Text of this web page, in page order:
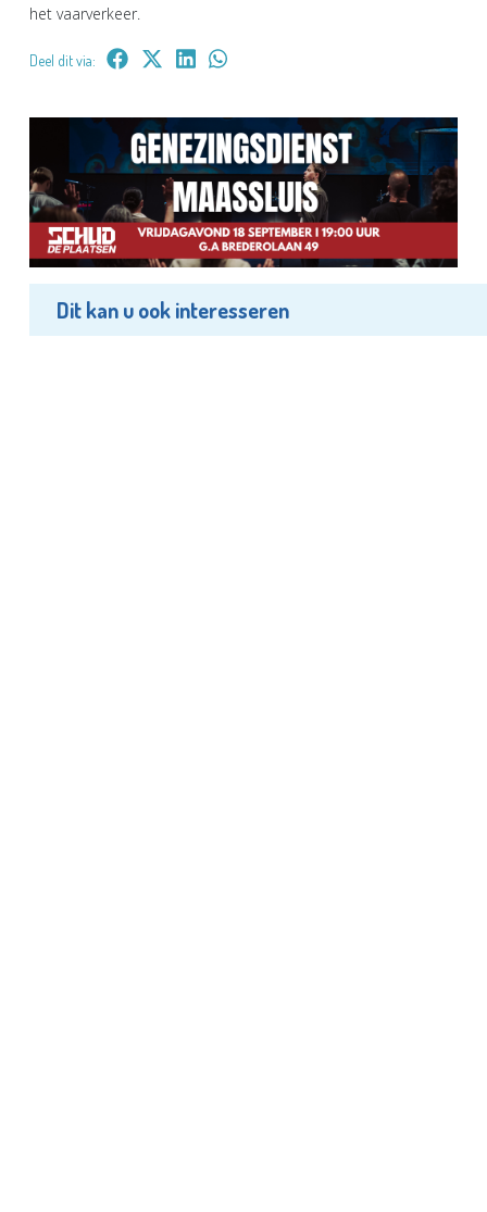
het vaarverkeer.
Deel dit via:
Dit kan u ook interesseren